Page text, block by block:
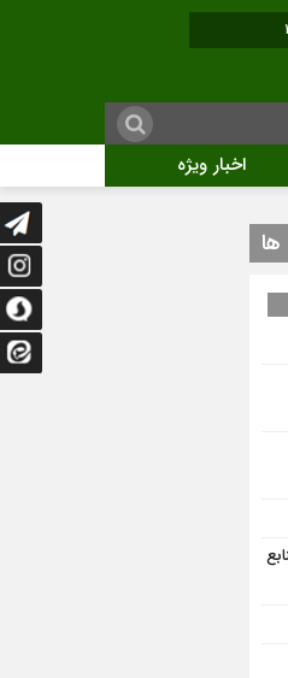
اخبار ویژه
نمایشگاه آثار هنری ویژه ارتحال امام